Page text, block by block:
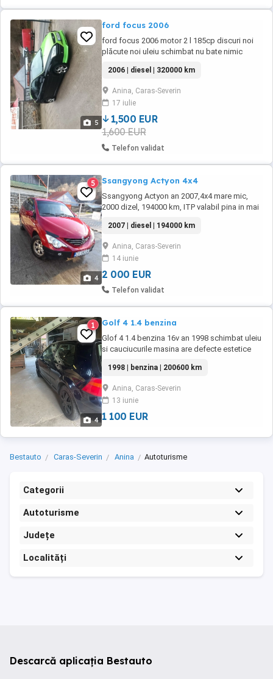
5
ford focus 2006
ford focus 2006 motor 2 l 185cp discuri noi
plăcute noi uleiu schimbat nu bate nimic
2006 | diesel | 320000 km
Anina, Caras-Severin
17 iulie
1,500 EUR
1,600 EUR
Telefon validat
4
5 Ssangyong Actyon 4x4
Ssangyong Actyon an 2007,4x4 mare mic,
2000 dizel, 194000 km, ITP valabil pina in mai
2007 | diesel | 194000 km
Anina, Caras-Severin
14 iunie
2 000 EUR
Telefon validat
4
1 Golf 4 1.4 benzina
Glof 4 1.4 benzina 16v an 1998 schimbat uleiu
si cauciucurile masina are defecte estetice
1998 | benzina | 200600 km
Anina, Caras-Severin
13 iunie
1 100 EUR
Bestauto Caras-Severin Anina Autoturisme
Categorii
Autoturisme
Județe
Localități
Descarcă aplicația Bestauto